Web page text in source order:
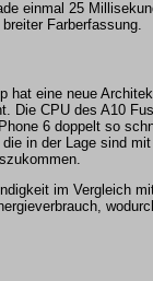
einmal 25
Farberfassung.
hat eine neue
Die CPU des A10
6 doppelt so
in der Lage sind
im Vergleich